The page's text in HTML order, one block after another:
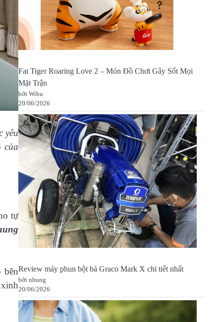
yêu
của
tự
bên
Fat Tiger Roaring Love 2 – Món Đồ Chơi Gây Sốt Mọi
Mặt Trận
bởi Wibu
20/06/2026
Review máy phun bột bả Graco Mark X chi tiết nhất
bởi nhung
20/06/2026